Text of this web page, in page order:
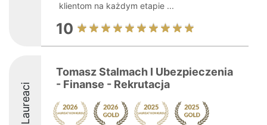
klientom na każdym etapie ...
10
Laureaci
Tomasz Stalmach I Ubezpieczenia
- Finanse - Rekrutacja